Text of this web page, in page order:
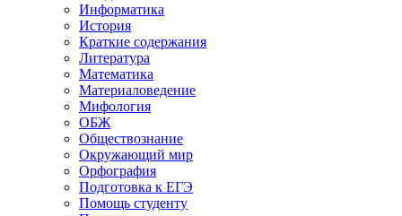
Информатика
История
Краткие содержания
Литература
Математика
Материаловедение
Мифология
ОБЖ
Обществознание
Окружающий мир
Орфография
Подготовка к ЕГЭ
Помощь студенту